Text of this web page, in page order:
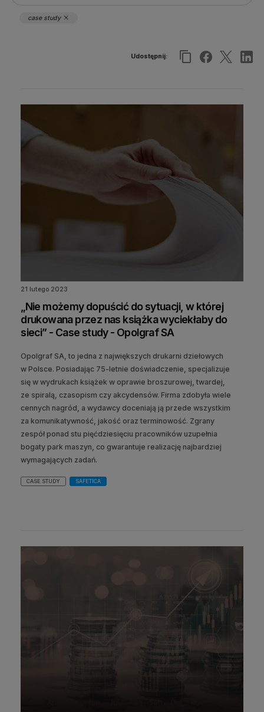
case study close
Udostępnij:
21 lutego 2023
„Nie możemy dopuścić do sytuacji, w której
drukowana przez nas książka wyciekłaby do
sieci” - Case study - Opolgraf SA
Opolgraf SA, to jedna z największych drukarni dziełowych
w Polsce. Posiadając 75-letnie doświadczenie, specjalizuje
się w wydrukach książek w oprawie broszurowej, twardej,
ze spiralą, czasopism czy akcydensów. Firma zdobyła wiele
cennych nagród, a wydawcy doceniają ją przede wszystkim
za komunikatywność, jakość oraz terminowość. Zgrany
zespół ponad stu pięćdziesięciu pracowników uzupełnia
bogaty park maszyn, co gwarantuje realizację najbardziej
wymagających zadań.
CASE STUDY SAFETICA